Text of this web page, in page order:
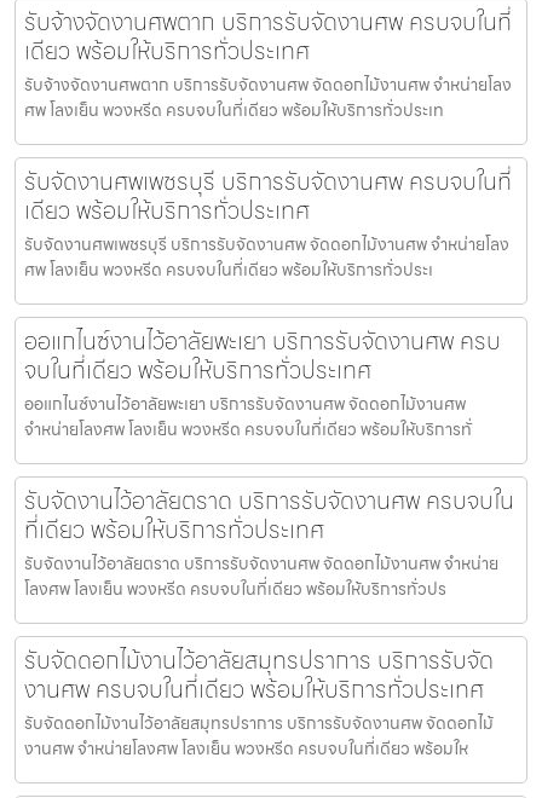
รับจ้างจัดงานศพตาก บริการรับจัดงานศพ ครบจบในที่
เดียว พร้อมให้บริการทั่วประเทศ
รับจ้างจัดงานศพตาก บริการรับจัดงานศพ จัดดอกไม้งานศพ จำหน่ายโลง
ศพ โลงเย็น พวงหรีด ครบจบในที่เดียว พร้อมให้บริการทั่วประเท
รับจัดงานศพเพชรบุรี บริการรับจัดงานศพ ครบจบในที่
เดียว พร้อมให้บริการทั่วประเทศ
รับจัดงานศพเพชรบุรี บริการรับจัดงานศพ จัดดอกไม้งานศพ จำหน่ายโลง
ศพ โลงเย็น พวงหรีด ครบจบในที่เดียว พร้อมให้บริการทั่วประเ
ออแกไนซ์งานไว้อาลัยพะเยา บริการรับจัดงานศพ ครบ
จบในที่เดียว พร้อมให้บริการทั่วประเทศ
ออแกไนซ์งานไว้อาลัยพะเยา บริการรับจัดงานศพ จัดดอกไม้งานศพ
จำหน่ายโลงศพ โลงเย็น พวงหรีด ครบจบในที่เดียว พร้อมให้บริการทั่
รับจัดงานไว้อาลัยตราด บริการรับจัดงานศพ ครบจบใน
ที่เดียว พร้อมให้บริการทั่วประเทศ
รับจัดงานไว้อาลัยตราด บริการรับจัดงานศพ จัดดอกไม้งานศพ จำหน่าย
โลงศพ โลงเย็น พวงหรีด ครบจบในที่เดียว พร้อมให้บริการทั่วปร
รับจัดดอกไม้งานไว้อาลัยสมุทรปราการ บริการรับจัด
งานศพ ครบจบในที่เดียว พร้อมให้บริการทั่วประเทศ
รับจัดดอกไม้งานไว้อาลัยสมุทรปราการ บริการรับจัดงานศพ จัดดอกไม้
งานศพ จำหน่ายโลงศพ โลงเย็น พวงหรีด ครบจบในที่เดียว พร้อมให